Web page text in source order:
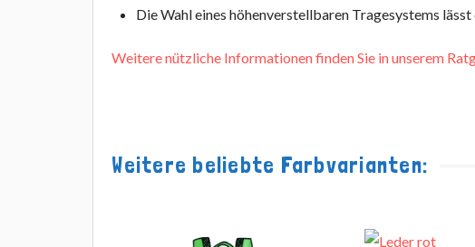
Die Wahl eines höhenverstellbaren Tragesystems
Weitere nützliche Informationen finden Sie in unserem
Weitere beliebte Farbvarianten: